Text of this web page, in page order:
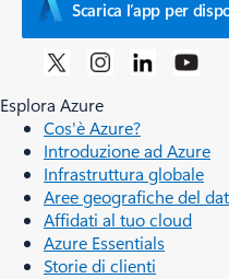
Scarica l’app per
Esplora Azure
Cos'è Azure?
Introduzione ad Azure
Infrastruttura globale
Aree geografiche del
Affidati al tuo cloud
Azure Essentials
Storie di clienti